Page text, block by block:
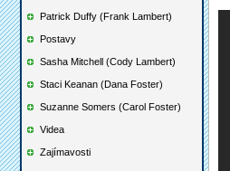
Patrick Duffy (Frank Lambert)
Postavy
Sasha Mitchell (Cody Lambert)
Staci Keanan (Dana Foster)
Suzanne Somers (Carol Foster)
Videa
Zajímavosti